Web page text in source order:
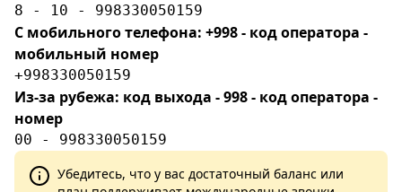
8 - 10 - 998330050159
С мобильного телефона: +998 - код оператора -
мобильный номер
+998330050159
Из-за рубежа: код выхода - 998 - код оператора -
номер
00 - 998330050159
Убедитесь, что у вас достаточный баланс или